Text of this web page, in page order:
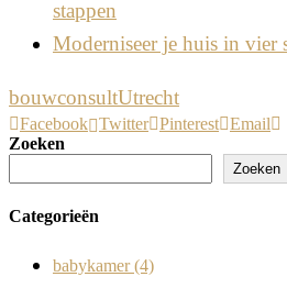
stappen
Moderniseer je huis in vier
bouwconsultUtrecht
Facebook Twitter Pinterest Email
Zoeken
Zoeken
Categorieën
babykamer(4)